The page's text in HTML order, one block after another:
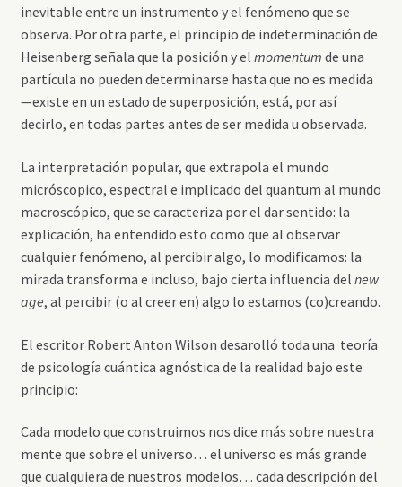
inevitable entre un instrumento y el fenómeno que se
observa. Por otra parte, el principio de indeterminación de
Heisenberg señala que la posición y el momentum de una
partícula no pueden determinarse hasta que no es medida
—existe en un estado de superposición, está, por así
decirlo, en todas partes antes de ser medida u observada.
La interpretación popular, que extrapola el mundo
micróscopico, espectral e implicado del quantum al mundo
macroscópico, que se caracteriza por el dar sentido: la
explicación, ha entendido esto como que al observar
cualquier fenómeno, al percibir algo, lo modificamos: la
mirada transforma e incluso, bajo cierta influencia del new
age, al percibir (o al creer en) algo lo estamos (co)creando.
El escritor Robert Anton Wilson desarolló toda una teoría
de psicología cuántica agnóstica de la realidad bajo este
principio:
Cada modelo que construimos nos dice más sobre nuestra
mente que sobre el universo… el universo es más grande
que cualquiera de nuestros modelos… cada descripción del